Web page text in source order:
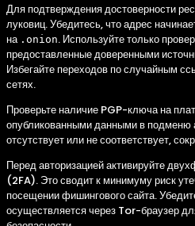
Для подтверждения достоверности
луковиц. Убедитесь, что адрес
на .onion. Используйте только
предоставленные доверенными
Избегайте переходов по случайным
сетях.
Проверьте наличие PGP-ключа на
опубликованными данными в подменю
отсутствует или не соответствует,
Перед авторизацией активируйте
(2FA). Это сводит к минимуму риск
посещении фишингового сайта.
осуществляется через Tor-браузер